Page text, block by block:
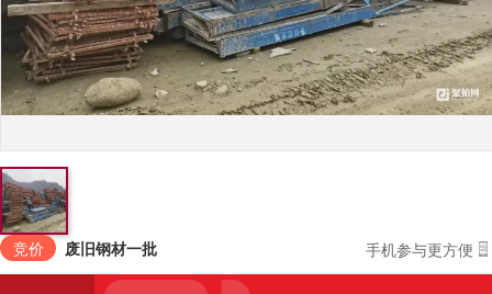
竞价 废旧钢材一批 手机参与更方便